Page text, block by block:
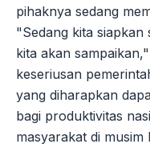
pihaknya sedang
"Sedang kita
kita akan
keseriusan
yang diharapkan
bagi produktivitas
masyarakat di musim